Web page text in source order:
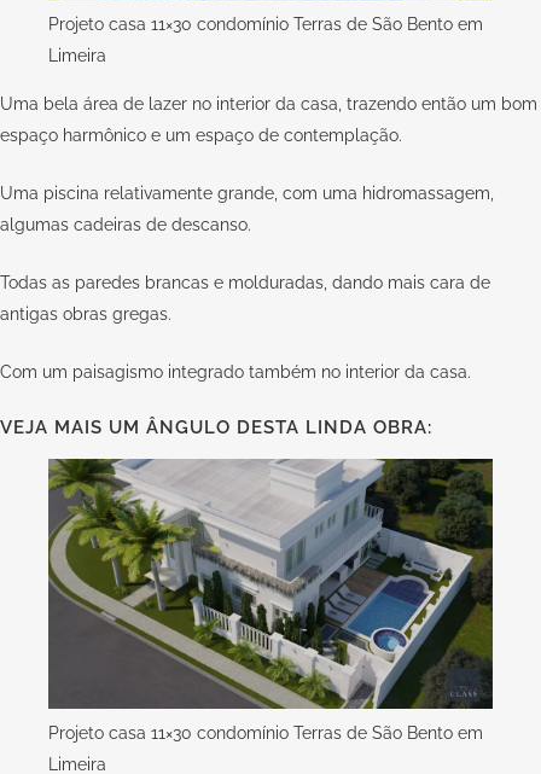
Projeto casa 11×30 condomínio Terras de São Bento em
Limeira
Uma bela área de lazer no interior da casa, trazendo então um bom
espaço harmônico e um espaço de contemplação.
Uma piscina relativamente grande, com uma hidromassagem,
algumas cadeiras de descanso.
Todas as paredes brancas e molduradas, dando mais cara de
antigas obras gregas.
Com um paisagismo integrado também no interior da casa.
VEJA MAIS UM ÂNGULO DESTA LINDA OBRA:
Projeto casa 11×30 condomínio Terras de São Bento em
Limeira